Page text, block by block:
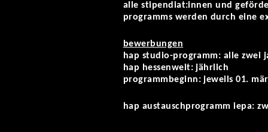
alle stipendiat:innen und
programms werden durch eine
bewerbungen
hap studio-programm: alle zwei
hap hessenweit: jährlich
programmbeginn: jeweils 01.
hap austauschprogramm iepa: